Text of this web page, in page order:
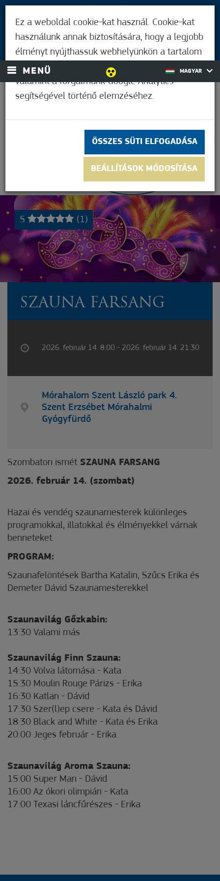
BEJELENTKEZÉS
MENÜ MAGYAR
5 (1)
SZAUNA FARSANG
2026. február 14. 8:00 - 2026. február 14. 21:30
Mórahalom Szent László park 4.
Szent Erzsébet Mórahalmi
Gyógyfürdő
Szombaton ismétSZAUNA FARSANG
2026. február 14. (szombat)
Hazai és vendég szaunamesterek különleges
programokkal, illatokkal és élményekkel várnak
benneteket.
PROGRAM:
Szaunafelöntések Bartha Katalin, Szűcs Erika és
Demeter Dávid Szaunamesterekkel
Szaunavilág Gőzkabin:
13:30 Valami más
Szaunavilág Finn Szauna:
14:30 Völva látomása - Kata
15:30 Moulin Rouge Párizs - Erika
16:30 Katlan - Dávid
17:30 Szer(l)ep csere - Kata és Dávid
18:30 Black and White - Kata és Erika
20:00 Jeges február - Erika
Szaunavilág Aroma Szauna:
15:00 Super Man - Dávid
16:00 Az ókori olimpián - Kata
17:00 Texasi láncfűrészes - Erika
Ez a weboldal cookie-kat használ. Cookie-kat
használunk annak biztosítására, hogy a legjobb
élményt nyújthassuk webhelyünkön a tartalom
és a hirdetések személyre szabásához,
valamint a forgalmunk Google Analytics
segítségével történő elemzéséhez.
ÖSSZES SÜTI ELFOGADÁSA
BEÁLLÍTÁSOK MÓDOSÍTÁSA